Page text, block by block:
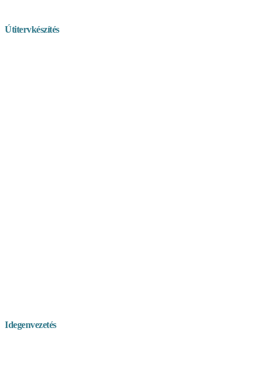
Útitervkészítés
Idegenvezetés